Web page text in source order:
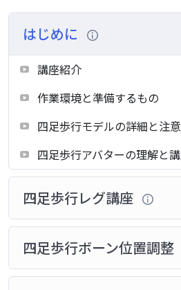
はじめに
講座紹介
作業環境と準備するもの
四足歩行モデルの詳細と注
四足歩行アバターの理解と
四足歩行レグ講座
四足歩行ボーン位置調整